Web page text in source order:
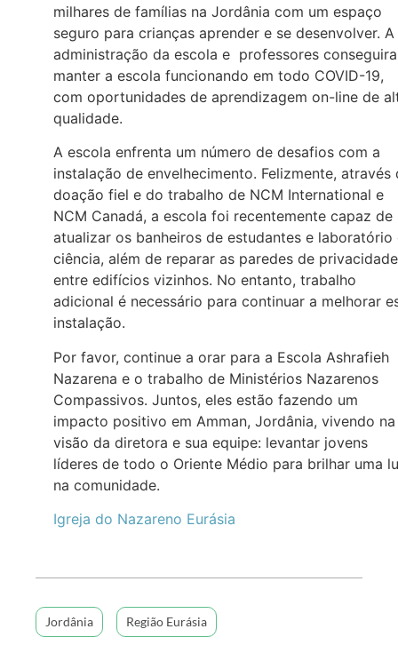
milhares de famílias na Jordânia com um espaço
seguro para crianças aprender e se desenvolver. A
administração da escola e professores
manter a escola funcionando em todo COVID-19,
com oportunidades de aprendizagem on-line de
qualidade.
A escola enfrenta um número de desafios com a
instalação de envelhecimento. Felizmente, através
doação fiel e do trabalho de NCM International e
NCM Canadá, a escola foi recentemente capaz de
atualizar os banheiros de estudantes e laboratório
ciência, além de reparar as paredes de privacidade
entre edifícios vizinhos. No entanto, trabalho
adicional é necessário para continuar a melhorar
instalação.
Por favor, continue a orar para a Escola Ashrafieh
Nazarena e o trabalho de Ministérios Nazarenos
Compassivos. Juntos, eles estão fazendo um
impacto positivo em Amman, Jordânia, vivendo na
visão da diretora e sua equipe: levantar jovens
líderes de todo o Oriente Médio para brilhar uma
na comunidade.
Igreja do Nazareno Eurásia
Jordânia Região Eurásia